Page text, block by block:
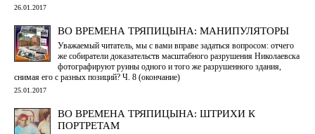
26.01.2017
ВО ВРЕМЕНА ТРЯПИЦЫНА: МАНИПУЛЯТОРЫ
Уважаемый читатель, мы с вами вправе задаться вопросом: отчего
же собиратели доказательств масштабного разрушения Николаевска
фотографируют руины одного и того же разрушенного здания,
снимая его с разных позиций? Ч. 8 (окончание)
25.01.2017
ВО ВРЕМЕНА ТРЯПИЦЫНА: ШТРИХИ К
ПОРТРЕТАМ